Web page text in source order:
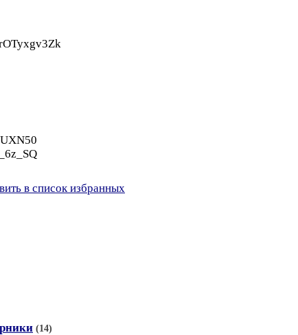
в список избранных
(14)